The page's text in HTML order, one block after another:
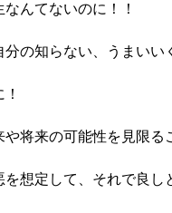
んてないのに！！
の知らない、うまいい
将来の可能性を見限る
を想定して、それで良し